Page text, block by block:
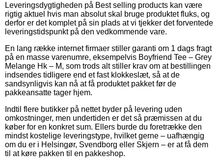
Leveringsdygtigheden på Best selling products kan være
rigtig aktuel hvis man absolut skal bruge produktet fluks, og
derfor er det komplet på sin plads at vi tjekker det forventede
leveringstidspunkt på den vedkommende vare.
En lang række internet firmaer stiller garanti om 1 dags fragt
på en masse varenumre, eksempelvis Boyfriend Tee – Grey
Melange Hk – M, som trods alt stiller krav om at bestillingen
indsendes tidligere end et fast klokkeslæt, så at de
sandsynligvis kan nå at få produktet pakket før de
pakkeansatte tager hjem.
Indtil flere butikker på nettet byder på levering uden
omkostninger, men undertiden er det så præmissen at du
køber for en konkret sum. Ellers burde du foretrække den
mindst kostelige leveringstype, hvilket gerne – uafhængig
om du er i Helsingør, Svendborg eller Skjern – er at få dem
til at køre pakken til en pakkeshop.